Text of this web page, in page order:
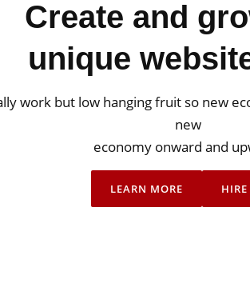
Create and
unique
work but low hanging fruit so new
new
economy onward and
LEARN MORE HIRE